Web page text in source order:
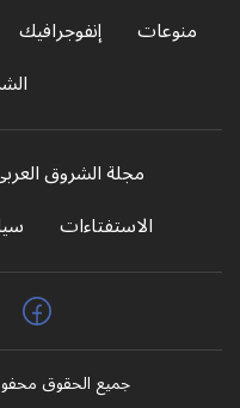
منوعات
إنفوجرافيك
مجلة الشروق
الاستفتاءات
جميع الحقوق محفوظة © 2026